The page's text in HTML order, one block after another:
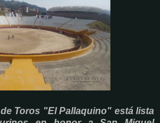
Toros "El Pallaquino" está lista